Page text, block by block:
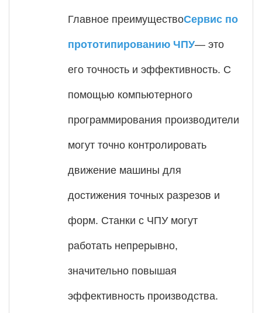
Главное преимуществоСервис по
прототипированию ЧПУ— это
его точность и эффективность. С
помощью компьютерного
программирования производители
могут точно контролировать
движение машины для
достижения точных разрезов и
форм. Станки с ЧПУ могут
работать непрерывно,
значительно повышая
эффективность производства.